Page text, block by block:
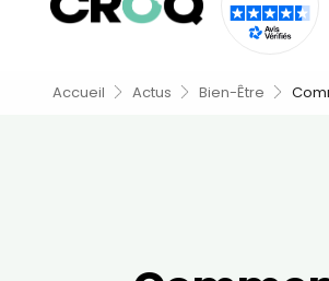
Accueil Actus Bien-Être